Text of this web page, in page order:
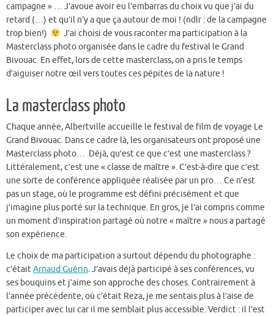
campagne » … J’avoue avoir eu l’embarras du choix vu que j’ai du
retard (…) et qu’il n’y a que ça autour de moi ! (ndlr : de la campagne
trop bien!)
J’ai choisi de vous raconter ma participation à la
Masterclass photo organisée dans le cadre du festival le Grand
Bivouac. En effet, lors de cette masterclass, on a pris le temps
d’aiguiser notre œil vers toutes ces pépites de la nature !
La masterclass photo
Chaque année, Albertville accueille le festival de film de voyage Le
Grand Bivouac. Dans ce cadre là, les organisateurs ont proposé une
Masterclass photo… Déjà, qu’est ce que c’est une masterclass ?
Littéralement, c’est une « classe de maître ». C’est-à-dire que c’est
une sorte de conférence appliquée réalisée par un pro… Ce n’est
pas un stage, où le programme est défini précisément et que
j’imagine plus porté sur la technique. En gros, je l’ai compris comme
un moment d’inspiration partagé où notre « maître » nous a partagé
son expérience.
Le choix de ma participation a surtout dépendu du photographe :
c’étaitArnaud Guérin. J’avais déjà participé à ses conférences, vu
ses bouquins et j’aime son approche des choses. Contrairement à
l’année précédente, où c’était Reza, je me sentais plus à l’aise de
participer avec lui car il me semblait plus accessible. Verdict : il l’est